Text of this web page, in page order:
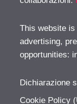
This website
advertising,
opportunities:
Dichiarazione
Cookie Policy